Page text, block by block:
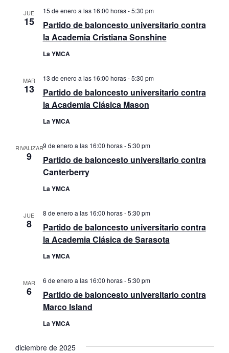
JUE
15
Partido de baloncesto universitario contra
la Academia Cristiana Sonshine
15 de enero a las 16:00 horas-5:30 pm
La YMCA
MAR
13
Partido de baloncesto universitario contra
la Academia Clásica Mason
13 de enero a las 16:00 horas-5:30 pm
La YMCA
RIVALIZAR
9
Partido de baloncesto universitario contra
Canterberry
9 de enero a las 16:00 horas-5:30 pm
La YMCA
JUE
8
Partido de baloncesto universitario contra
la Academia Clásica de Sarasota
8 de enero a las 16:00 horas-5:30 pm
La YMCA
MAR
6
Partido de baloncesto universitario contra
Marco Island
6 de enero a las 16:00 horas-5:30 pm
La YMCA
diciembre de 2025